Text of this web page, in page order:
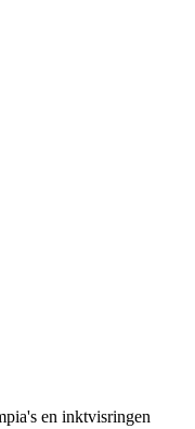
en inktvisringen